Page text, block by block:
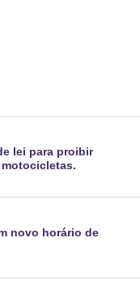
lei para proibir
novo horário de